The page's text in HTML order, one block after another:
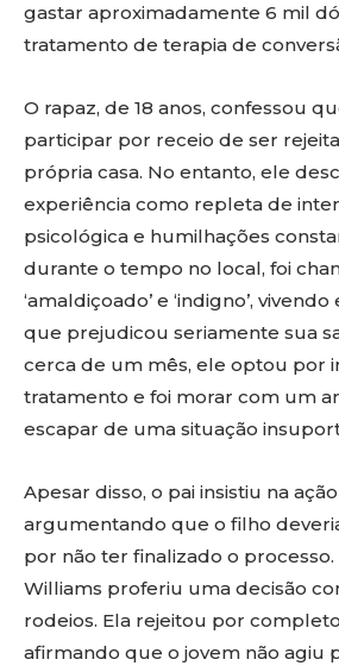
gastar aproximadamente 6 mil
tratamento de terapia de
O rapaz, de 18 anos, confessou
participar por receio de ser
própria casa. No entanto, ele
experiência como repleta de
psicológica e humilhações
durante o tempo no local, foi
‘amaldiçoado’ e ‘indigno’,
que prejudicou seriamente sua
cerca de um mês, ele optou por
tratamento e foi morar com um
escapar de uma situação
Apesar disso, o pai insistiu na
argumentando que o filho
por não ter finalizado o processo.
Williams proferiu uma decisão
rodeios. Ela rejeitou por
afirmando que o jovem não agiu